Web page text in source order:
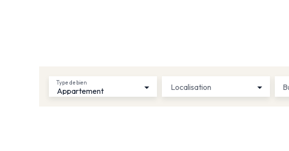
Appartement
Type de bien Localisation